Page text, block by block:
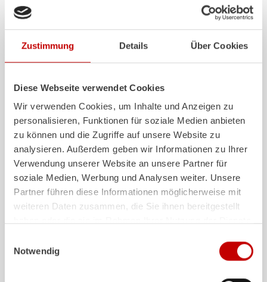
Zustimmung Details Über Cookies
Diese Webseite verwendet Cookies
Wir verwenden Cookies, um Inhalte und Anzeigen zu
personalisieren, Funktionen für soziale Medien anbieten
zu können und die Zugriffe auf unsere Website zu
analysieren. Außerdem geben wir Informationen zu Ihrer
Verwendung unserer Website an unsere Partner für
soziale Medien, Werbung und Analysen weiter. Unsere
Partner führen diese Informationen möglicherweise mit
weiteren Daten zusammen, die Sie ihnen bereitgestellt
Notwendig
ALPAS
Das patentierteZIEGLER Aluminium-
S ystem ist nicht nur
hochflexibel, sondern auch extrem
stabil und sehr langlebig.
Feuerwehrfahrzeuge mit ALPAS
Aufbauten sind im Einsatz absolut
zuverlässige Werkzeuge – und auf
lange Sicht eine sichere Investition.
Mehr erfahren
Mehr Komfort und
die Mannschaft:
Generation definiert
jetzt ganz neu: Als
europäischer
ZIEGLER
Gurtstraffer in der
von
Mehr erfahren